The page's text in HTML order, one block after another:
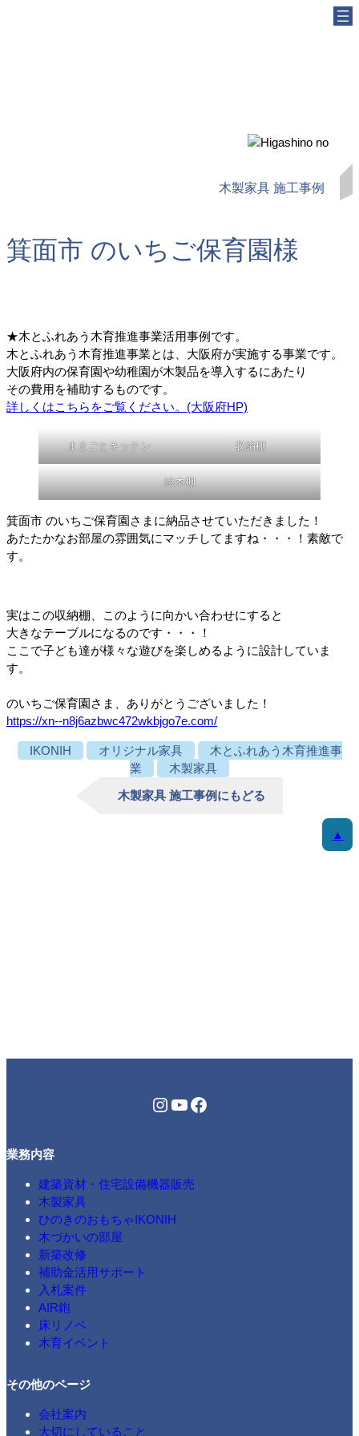
木製家具 施工事例
箕面市 のいちご保育園様
★木とふれあう木育推進事業活用事例です。
木とふれあう木育推進事業とは、大阪府が実施する事業です。
大阪府内の保育園や幼稚園が木製品を導入するにあたり
その費用を補助するものです。
詳しくはこちらをご覧ください。(大阪府HP)
ままごとキッチン 収納棚
絵本棚
箕面市 のいちご保育園さまに納品させていただきました！
あたたかなお部屋の雰囲気にマッチしてますね・・・！素敵で
す。
実はこの収納棚、このように向かい合わせにすると
大きなテーブルになるのです・・・！
ここで子ども達が様々な遊びを楽しめるように設計していま
す。
のいちご保育園さま、ありがとうございました！
https://xn--n8j6azbwc472wkbjgo7e.com/
IKONIH オリジナル家具
木とふれあう木育推進事
業
木製家具
木製家具 施工事例にもどる
▲
Instagram YouTube Facebook
業務内容
建築資材・住宅設備機器販売
木製家具
ひのきのおもちゃIKONIH
木づかいの部屋
新築改修
補助金活用サポート
入札案件
AIR鉋
床リノベ
木育イベント
その他のページ
会社案内
大切にしていること